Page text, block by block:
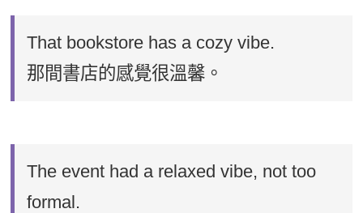
That bookstore has a cozy vibe.
那間書店的感覺很溫馨。
The event had a relaxed vibe, not too
formal.